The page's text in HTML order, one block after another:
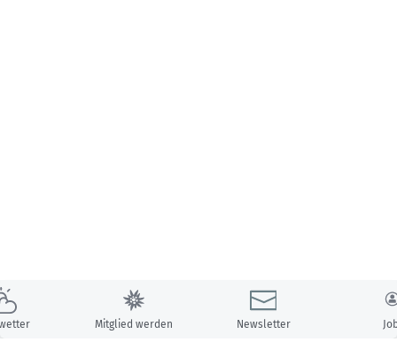
Mitglied werden Newsletter